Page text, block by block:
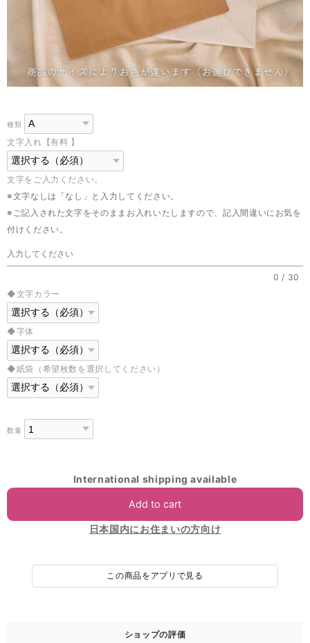
種類
文字入れ【有料 】
文字をご入力ください。
※文字なしは「なし」と入力してください。
※ご記入された文字をそのままお入れいたしますので、記入間違いにお気を
付けください。
0 / 30
◆文字カラー
◆字体
◆紙袋（希望枚数を選択してください）
数量
International shipping available
Add to cart
日本国内にお住まいの方向け
この商品をアプリで見る
ショップの評価